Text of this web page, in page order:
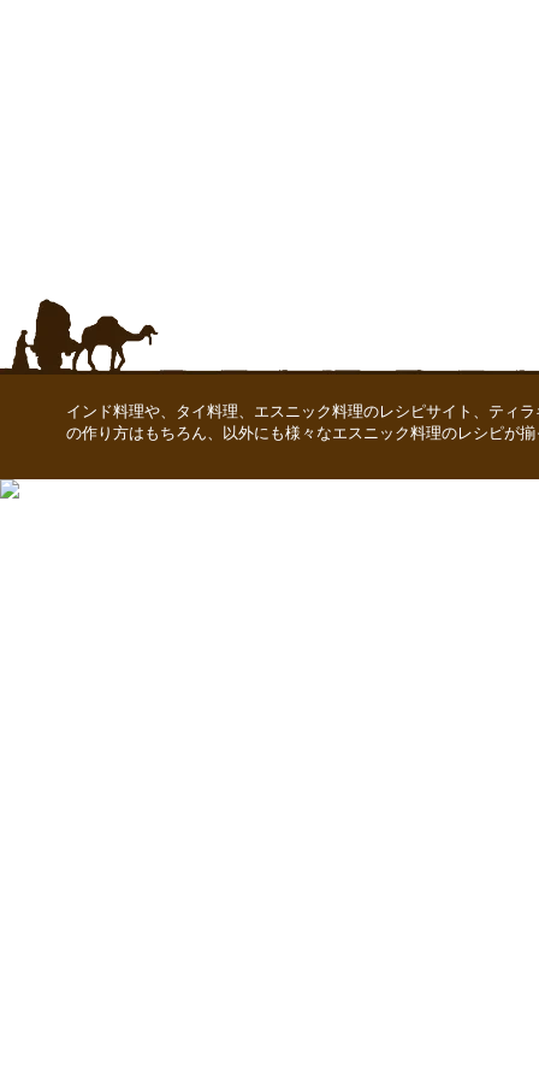
インド料理や、タイ料理、エスニック料理のレシピサイト、ティ
の作り方はもちろん、以外にも様々なエスニック料理のレシピが